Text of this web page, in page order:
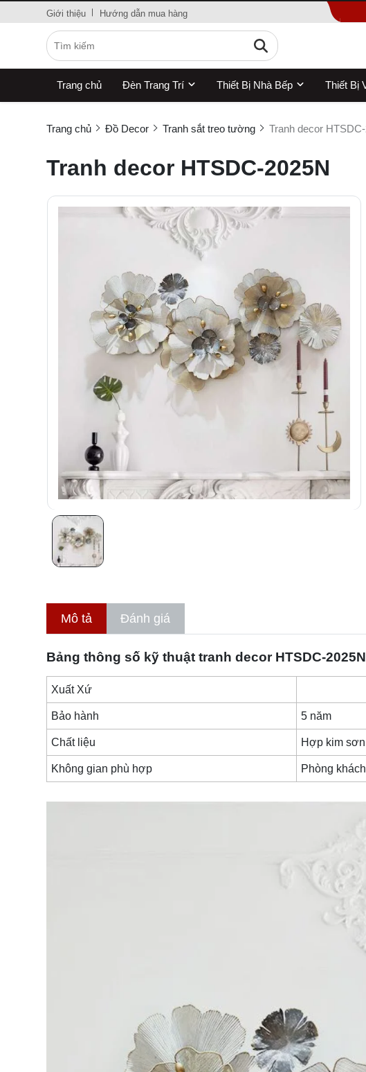
Giới thiệu Hướng dẫn mua hàng
Trang chủ Đèn Trang Trí Thiết Bị Nhà Bếp Thiết Bị
Trang chủ Đồ Decor Tranh sắt treo tường Tranh decor
Tranh decor HTSDC-2025N
Mô tả Đánh giá
Bảng thông số kỹ thuật tranh decorHTSDC-2025N
Xuất Xứ
Bảo hành 5 năm
Chất liệu Hợp kim
Không gian phù hợp Phòng